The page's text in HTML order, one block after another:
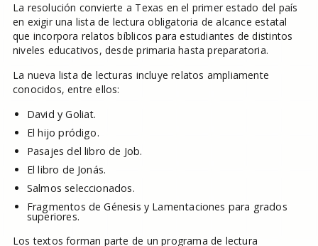
La resolución convierte a Texas en el primer estado del país
en exigir una lista de lectura obligatoria de alcance estatal
que incorpora relatos bíblicos para estudiantes de distintos
niveles educativos, desde primaria hasta preparatoria.
La nueva lista de lecturas incluye relatos ampliamente
conocidos, entre ellos:
David y Goliat.
El hijo pródigo.
Pasajes del libro de Job.
El libro de Jonás.
Salmos seleccionados.
Fragmentos de Génesis y Lamentaciones para grados
superiores.
Los textos forman parte de un programa de lectura